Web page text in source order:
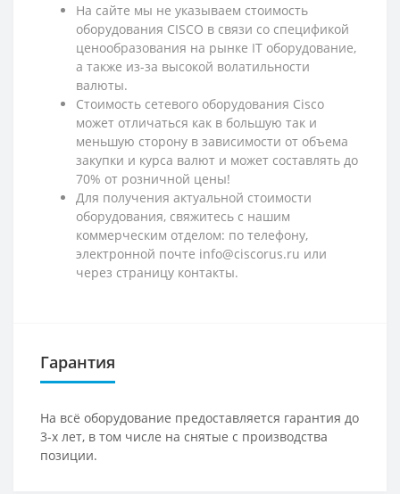
На сайте мы не указываем стоимость
оборудования CISCO в связи со спецификой
ценообразования на рынке IT оборудование,
а также из-за высокой волатильности
валюты.
Стоимость сетевого оборудования Cisco
может отличаться как в большую так и
меньшую сторону в зависимости от объема
закупки и курса валют и может составлять до
70% от розничной цены!
Для получения актуальной стоимости
оборудования, свяжитесь с нашим
коммерческим отделом: по телефону,
электронной почте info@ciscorus.ru или
через страницу контакты.
Гарантия
На всё оборудование предоставляется гарантия до
3-х лет, в том числе на снятые с производства
позиции.